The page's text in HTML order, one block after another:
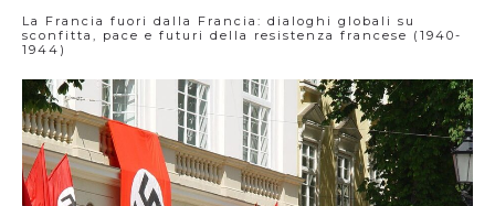
La Francia fuori dalla Francia: dialoghi globali su
sconfitta, pace e futuri della resistenza francese (1940-
1944)